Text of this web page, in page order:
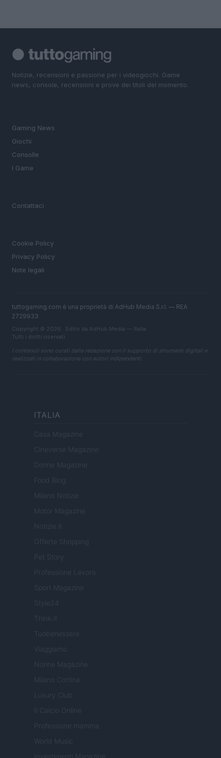
Notizie, recensioni e passione per i videogiochi. Game
news, console, recensioni e prove dei titoli del momento.
Gaming News
Giochi
Consolle
I Game
Contattaci
Cookie Policy
Privacy Policy
Note legali
tuttogaming.com è una proprietà di AdHub Media S.r.l. — REA
2729933
Copyright © 2026 · Edito da AdHub Media — Italia
Tutti i diritti riservati
I contenuti sono curati dalla redazione con il supporto di strumenti digitali e
realizzati in collaborazione con autori indipendenti.
ITALIA
Casa Magazine
Cineverse Magazine
Donne Magazine
Food Blog
Milano Notizie
Motor Magazine
Notizie.it
Offerte Shopping
Pet Story
Professione Lavoro
Sport Magazine
Style24
Tuobenessere
Viaggiamo
Nonne Magazine
Milano Cortina
Luxury Club
Il Calcio Online
Professione mamma
World Music